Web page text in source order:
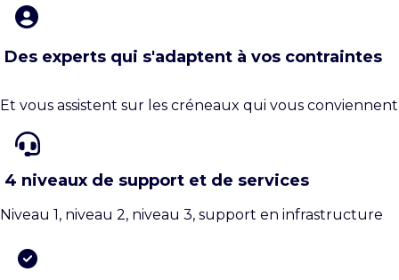
Des experts qui s'adaptent à vos contraintes
Et vous assistent sur les créneaux qui vous conviennent
4 niveaux de support et de services
Niveau 1, niveau 2, niveau 3, support en infrastructure